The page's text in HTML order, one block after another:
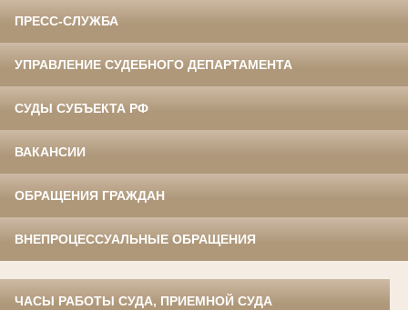
ПРЕСС-СЛУЖБА
УПРАВЛЕНИЕ СУДЕБНОГО ДЕПАРТАМЕНТА
СУДЫ СУБЪЕКТА РФ
ВАКАНСИИ
ОБРАЩЕНИЯ ГРАЖДАН
ВНЕПРОЦЕССУАЛЬНЫЕ ОБРАЩЕНИЯ
ЧАСЫ РАБОТЫ СУДА, ПРИЕМНОЙ СУДА